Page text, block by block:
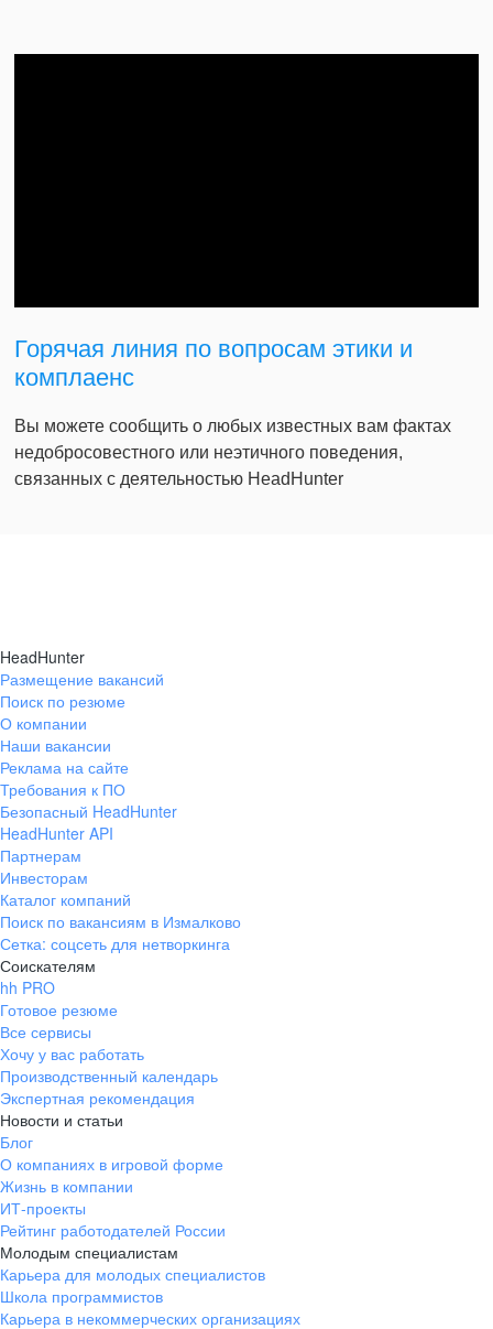
Горячая линия по вопросам этики и
комплаенс
Вы можете сообщить о любых известных вам фактах
недобросовестного или неэтичного поведения,
связанных с деятельностью HeadHunter
HeadHunter
Размещение вакансий
Поиск по резюме
О компании
Наши вакансии
Реклама на сайте
Требования к ПО
Безопасный HeadHunter
HeadHunter API
Партнерам
Инвесторам
Каталог компаний
Поиск по вакансиям в Измалково
Сетка: соцсеть для нетворкинга
Соискателям
hh PRO
Готовое резюме
Все сервисы
Хочу у вас работать
Производственный календарь
Экспертная рекомендация
Новости и статьи
Блог
О компаниях в игровой форме
Жизнь в компании
ИТ-проекты
Рейтинг работодателей России
Молодым специалистам
Карьера для молодых специалистов
Школа программистов
Карьера в некоммерческих организациях